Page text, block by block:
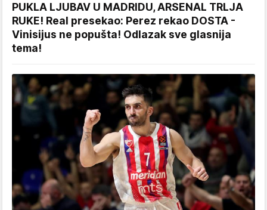
PUKLA LJUBAV U MADRIDU, ARSENAL TRLJA
RUKE! Real presekao: Perez rekao DOSTA -
Vinisijus ne popušta! Odlazak sve glasnija
tema!